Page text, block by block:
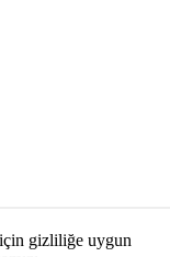
gizliliğe uygun